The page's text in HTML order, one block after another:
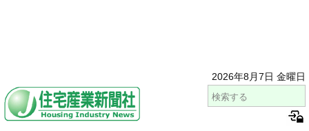
2026年8月7日 金曜日